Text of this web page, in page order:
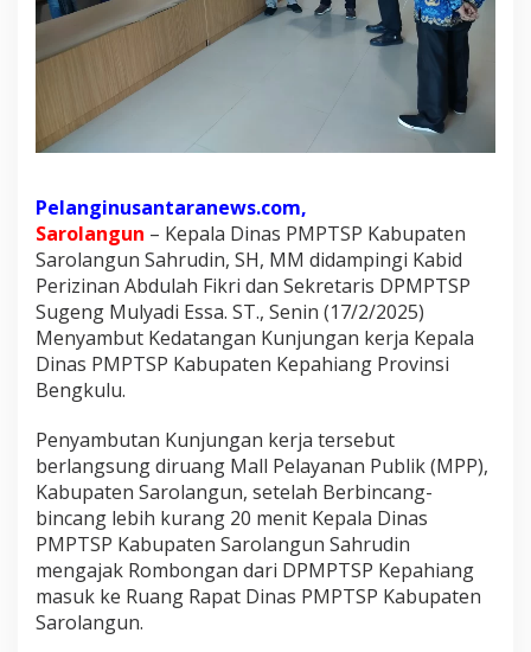
a
g
d
i
s
P
M
P
T
K
e
p
a
h
i
a
Pelanginusantaranews.com,
Sarolangun – Kepala Dinas PMPTSP Kabupaten
Sarolangun Sahrudin, SH, MM didampingi Kabid
Perizinan Abdulah Fikri dan Sekretaris DPMPTSP
Sugeng Mulyadi Essa. ST., Senin (17/2/2025)
Menyambut Kedatangan Kunjungan kerja Kepala
Dinas PMPTSP Kabupaten Kepahiang Provinsi
Bengkulu.
Penyambutan Kunjungan kerja tersebut
berlangsung diruang Mall Pelayanan Publik (MPP),
Kabupaten Sarolangun, setelah Berbincang-
bincang lebih kurang 20 menit Kepala Dinas
PMPTSP Kabupaten Sarolangun Sahrudin
mengajak Rombongan dari DPMPTSP Kepahiang
masuk ke Ruang Rapat Dinas PMPTSP Kabupaten
Sarolangun.